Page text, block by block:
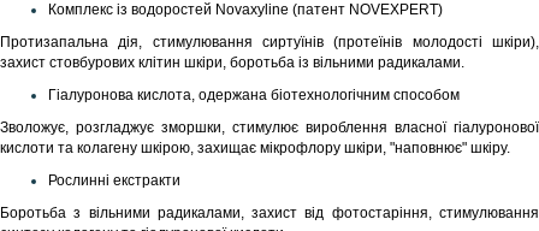
Комплекс із водоростей Novaxyline (патент NOVEXPERT)
Протизапальна дія, стимулювання сиртуїнів (протеїнів молодості шкіри),
захист стовбурових клітин шкіри, боротьба із вільними радикалами.
Гіалуронова кислота, одержана біотехнологічним способом
Зволожує, розгладжує зморшки, стимулює вироблення власної гіалуронової
кислоти та колагену шкірою, захищає мікрофлору шкіри, "наповнює" шкіру.
Рослинні екстракти
Боротьба з вільними радикалами, захист від фотостаріння, стимулювання